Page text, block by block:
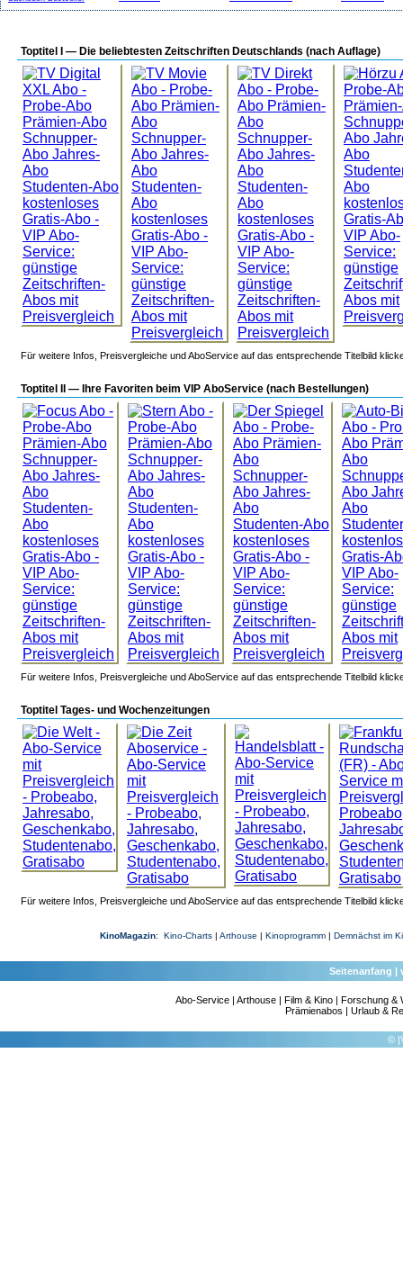
Toptitel I — Die beliebtesten Zeitschriften Deutschlands (nach Auflage)
Für weitere Infos, Preisvergleiche und AboService auf das entsprechende Titelbild
Toptitel II — Ihre Favoriten beim VIP AboService (nach Bestellungen)
Für weitere Infos, Preisvergleiche und AboService auf das entsprechende Titelbild
Toptitel Tages- und Wochenzeitungen
Für weitere Infos, Preisvergleiche und AboService auf das entsprechende Titelbild
KinoMagazin: Kino-Charts| Arthouse | Kinoprogramm| Demnächst im
Seitenanfang |
Abo-Service| Arthouse| Film & Kino| Forschung &
Prämienabos |Urlaub &
©